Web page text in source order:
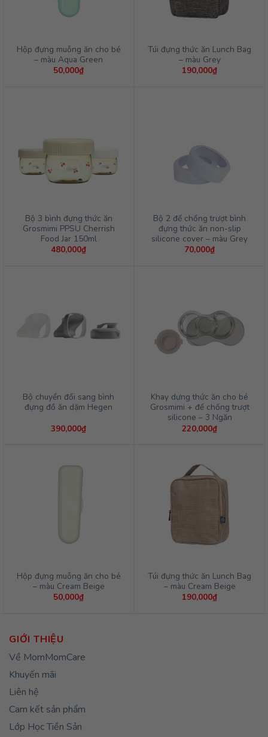
Hộp đựng muỗng ăn cho bé
– màu Aqua Green
50,000₫
Túi đựng thức ăn Lunch Bag
– màu Grey
190,000₫
Bộ 3 bình đựng thức ăn
Grosmimi PPSU Cherrish
Food Jar 150ml
480,000₫
Bộ 2 đế chống trượt bình
đựng thức ăn non-slip
silicone cover – màu Grey
70,000₫
Bộ chuyển đổi sang bình
đựng đồ ăn dặm Hegen
390,000₫
Khay dựng thức ăn cho bé
Grosmimi + đế chống trượt
silicone – 3 Ngăn
220,000₫
Hộp đựng muỗng ăn cho bé
– màu Cream Beige
50,000₫
Túi đựng thức ăn Lunch Bag
– màu Cream Beige
190,000₫
GIỚI THIỆU
Về MomMomCare
Khuyến mãi
Liên hệ
Cam kết sản phẩm
Lớp Học Tiền Sản